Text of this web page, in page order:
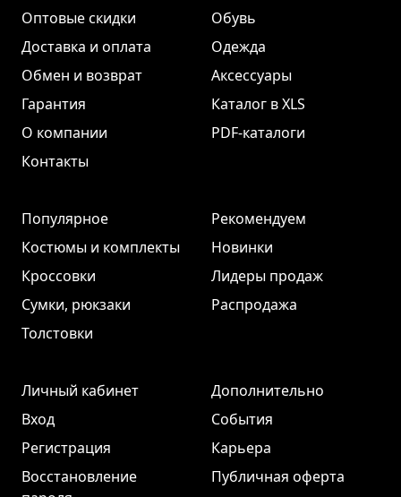
Оптовые скидки
Доставка и оплата
Обмен и возврат
Гарантия
О компании
Контакты
Обувь
Одежда
Аксессуары
Каталог в XLS
PDF-каталоги
Популярное
Костюмы и комплекты
Кроссовки
Сумки, рюкзаки
Толстовки
Рекомендуем
Новинки
Лидеры продаж
Распродажа
Личный кабинет
Вход
Регистрация
Восстановление
Дополнительно
События
Карьера
Публичная оферта